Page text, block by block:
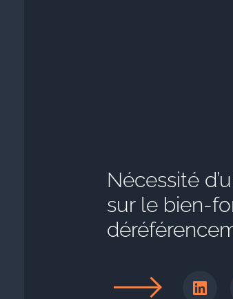
Nécessité
sur le bien-